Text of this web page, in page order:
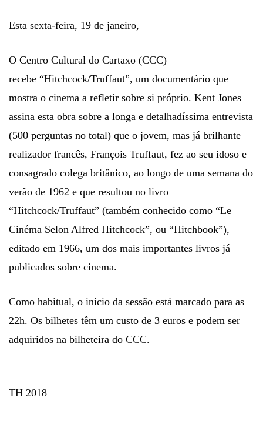
Esta sexta-feira, 19 de janeiro,
O Centro Cultural do Cartaxo (CCC)
recebe “Hitchcock/Truffaut”, um documentário que
mostra o cinema a refletir sobre si próprio. Kent Jones
assina esta obra sobre a longa e detalhadíssima entrevista
(500 perguntas no total) que o jovem, mas já brilhante
realizador francês, François Truffaut, fez ao seu idoso e
consagrado colega britânico, ao longo de uma semana do
verão de 1962 e que resultou no livro
“Hitchcock/Truffaut” (também conhecido como “Le
Cinéma Selon Alfred Hitchcock”, ou “Hitchbook”),
editado em 1966, um dos mais importantes livros já
publicados sobre cinema.
Como habitual, o início da sessão está marcado para as
22h. Os bilhetes têm um custo de 3 euros e podem ser
adquiridos na bilheteira do CCC.
TH 2018